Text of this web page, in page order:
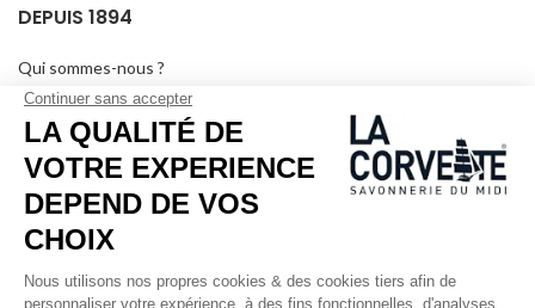
DEPUIS 1894
Qui sommes-nous ?
Savons personnalisés
Visiter le musée
Devenir revendeur
Dans les médias
Mentions légales